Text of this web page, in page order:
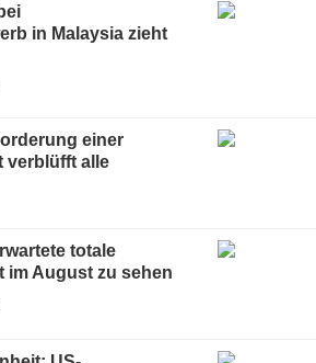
in Malaysia zieht
einer
verblüfft alle
totale
August zu sehen